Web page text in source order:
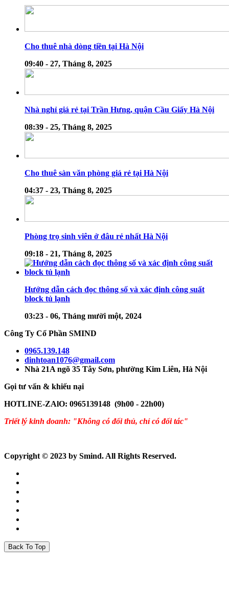
Cho thuê nhà dòng tiền tại Hà Nội
09:40 - 27, Tháng 8, 2025
Nhà nghỉ giá rẻ tại Trần Hưng, quận Cầu Giấy Hà Nội
08:39 - 25, Tháng 8, 2025
Cho thuê sàn văn phòng giá rẻ tại Hà Nội
04:37 - 23, Tháng 8, 2025
Phòng trọ sinh viên ở đâu rẻ nhất Hà Nội
09:18 - 21, Tháng 8, 2025
Hướng dẫn cách đọc thông số và xác định công suất
block tủ lạnh
03:23 - 06, Tháng mười một, 2024
Công Ty Cổ Phần SMIND
0965.139.148
dinhtoan1076@gmail.com
Nhà 21A ngõ 35 Tây Sơn, phường Kim Liên, Hà Nội
Gọi tư vấn & khiếu nại
HOTLINE-ZAlO: 0965139148 (9h00 - 22h00)
Triết lý kinh doanh: "Không có đối thủ, chỉ có đối tác"
Copyright © 2023 by Smind. All Rights Reserved.
Back To Top